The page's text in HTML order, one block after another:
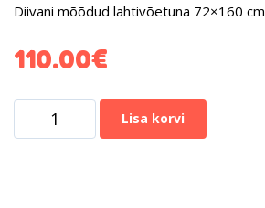
Diivani mõõdud lahtivõetuna 72×160 cm
110.00€
Lisa korvi